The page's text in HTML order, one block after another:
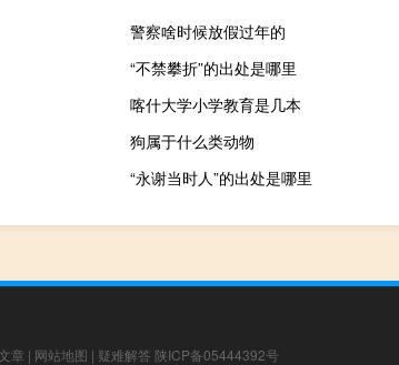
警察啥时候放假过年的
“不禁攀折”的出处是哪里
喀什大学小学教育是几本
狗属于什么类动物
“永谢当时人”的出处是哪里
章 | 网站地图 | 疑难解答 陕ICP备05444392号